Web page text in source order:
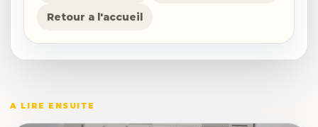
Retour a l'accueil
A LIRE ENSUITE